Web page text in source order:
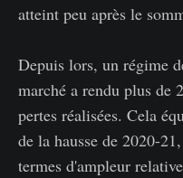
atteint peu après le
Depuis lors, un régime
marché a rendu plus de
pertes réalisées. Cela
de la hausse de 2020-
termes d'ampleur